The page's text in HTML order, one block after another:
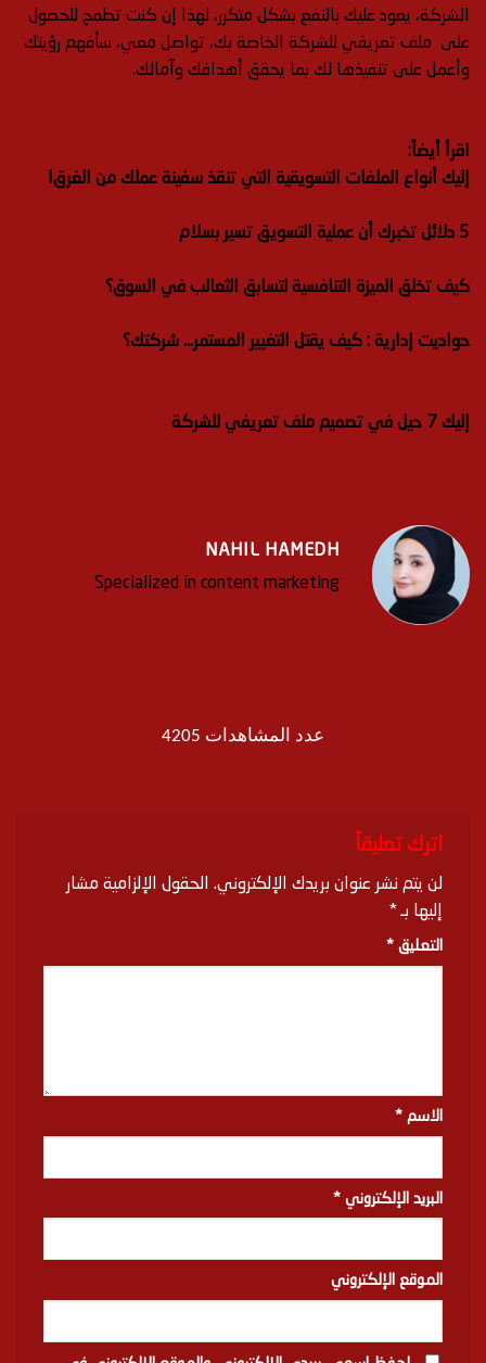
الشركة، يعود عليك بالنفع بشكل متكرر، لهذا إن كنت تطمح للحصول
على ملف تعريفي للشركة الخاصة بك، تواصل معي، سأفهم رؤيتك
وأعمل على تنفيذها لك بما يحقق أهدافك وآمالك.
اقرأ أيضاً:
إليك أنواع الملفات التسويقية التي تنقذ سفينة عملك من الغرق!
5 دلائل تخبرك أن عملية التسويق تسير بسلام
كيف تخلق الميزة التنافسية لتسابق الثعالب في السوق؟
حواديت إدارية : كيف يقتل التغيير المستمر… شركتك؟
إليك 7 حيل في تصميم ملف تعريفي للشركة
NAHIL HAMEDH
Specialized in content marketing
عدد المشاهدات 4205
اترك تعليقاً
لن يتم نشر عنوان بريدك الإلكتروني.
الحقول الإلزامية مشار
إليها بـ*
التعليق *
الاسم *
البريد الإلكتروني *
الموقع الإلكتروني